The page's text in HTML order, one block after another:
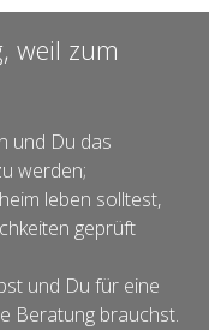
weil zum
und Du das
werden;
leben solltest,
geprüft
und Du für eine
Beratung brauchst.